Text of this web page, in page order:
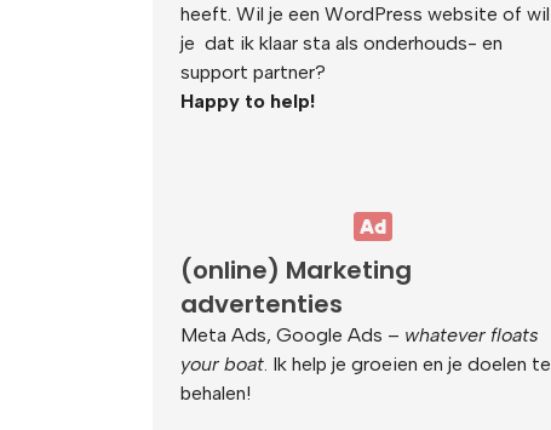
heeft. Wil je een WordPress website of wil
je dat ik klaar sta als onderhouds- en
support partner?
Happy to help!
(online) Marketing
advertenties
Meta Ads, Google Ads – whatever floats
your boat . Ik help je groeien en je doelen te
behalen!